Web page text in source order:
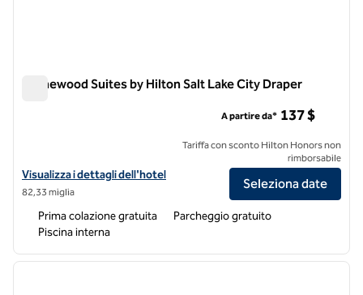
Homewood Suites by Hilton Salt Lake City Draper
Visualizza i dettagli dell'hotel Homewood Suites by Hilton Salt Lake
Visualizza i dettagli dell'hotel
82,33 miglia
A partire da* 137 $
Tariffa con sconto Hilton Honors non
rimborsabile
Seleziona date
Prima colazione gratuita
Parcheggio gratuito
Piscina interna
1 di 12